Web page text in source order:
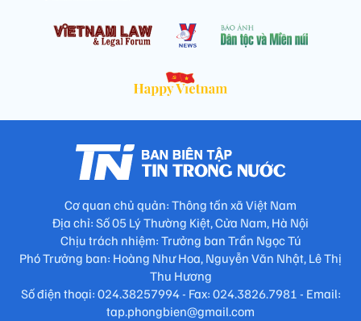
Cơ quan chủ quản: Thông tấn xã Việt Nam
Địa chỉ: Số 05 Lý Thường Kiệt, Cửa Nam, Hà Nội
Chịu trách nhiệm: Trưởng ban Trần Ngọc Tú
Phó Trưởng ban: Hoàng Như Hoa, Nguyễn Văn Nhật, Lê Thị
Thu Hương
Số điện thoại: 024.38257994 - Fax: 024.3826.7981 - Email:
tap.phongbien@gmail.com